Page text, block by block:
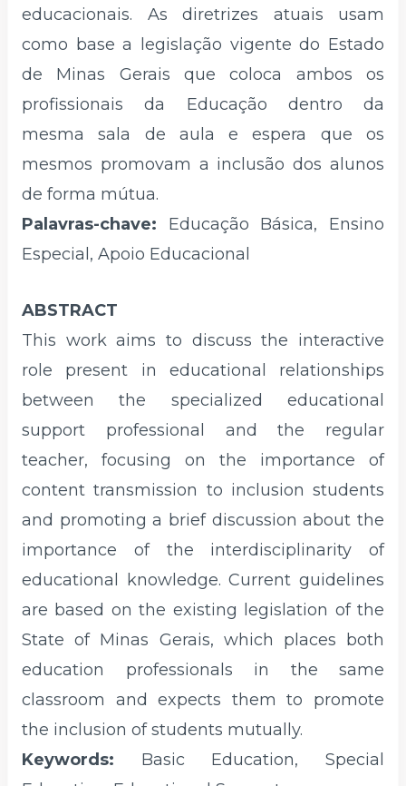
educacionais. As diretrizes atuais usam
como base a legislação vigente do Estado
de Minas Gerais que coloca ambos os
profissionais da Educação dentro da
mesma sala de aula e espera que os
mesmos promovam a inclusão dos alunos
de forma mútua.
Palavras-chave: Educação Básica, Ensino
Especial, Apoio Educacional
ABSTRACT
This work aims to discuss the interactive
role present in educational relationships
between the specialized educational
support professional and the regular
teacher, focusing on the importance of
content transmission to inclusion students
and promoting a brief discussion about the
importance of the interdisciplinarity of
educational knowledge. Current guidelines
are based on the existing legislation of the
State of Minas Gerais, which places both
education professionals in the same
classroom and expects them to promote
the inclusion of students mutually.
Keywords: Basic Education, Special